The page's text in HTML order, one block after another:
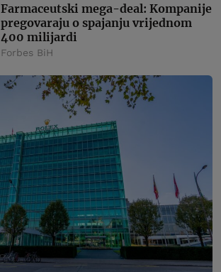
Farmaceutski mega-deal: Kompanije
pregovaraju o spajanju vrijednom
400 milijardi
Forbes BiH